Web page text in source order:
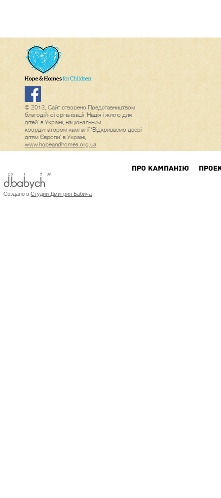
© 2013, Сайт створено Представництвом
благодійної організації ‘Надія і житло для
дітей’ в Україні, національним
координатором кампанії ‘Відкриваємо двері
дітям Європи’ в Україні,
www.hopeandhomes.org.ua
ПРО КАМПАНIЮ
Создано в Студии Дмитрия Бабича